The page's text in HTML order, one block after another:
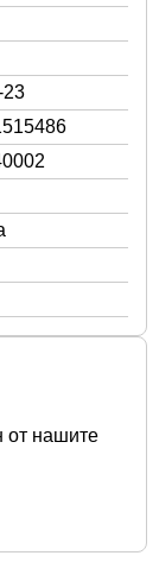
23
от нашите